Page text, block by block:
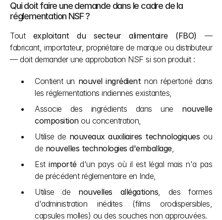
Qui doit faire une demande dans le cadre de la
réglementation NSF ?
Tout exploitant du secteur alimentaire (FBO) —
fabricant, importateur, propriétaire de marque ou distributeur
— doit demander une approbation NSF si son produit :
Contient un nouvel ingrédient non répertorié dans
les réglementations indiennes existantes,
Associe des ingrédients dans une nouvelle
composition ou concentration,
Utilise de nouveaux auxiliaires technologiques ou
de nouvelles technologies d'emballage,
Est importé d'un pays où il est légal mais n'a pas
de précédent réglementaire en Inde,
Utilise de nouvelles allégations, des formes
d'administration inédites (films orodispersibles,
capsules molles) ou des souches non approuvées.